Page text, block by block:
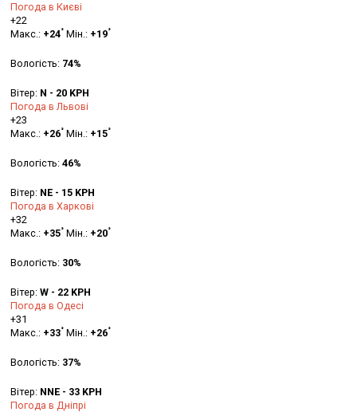
Погода в Києві
+22
Макс.: +24° Мін.: +19°
Вологість: 74%
Вітер: N - 20 KPH
Погода в Львові
+23
Макс.: +26° Мін.: +15°
Вологість:46%
Вітер: NE - 15 KPH
Погода в Харкові
+32
Макс.: +35° Мін.: +20°
Вологість: 30%
Вітер:W - 22 KPH
Погода в Одесі
+31
Макс.: +33° Мін.: +26°
Вологість: 37%
Вітер: NNE - 33 KPH
Погода в Дніпрі